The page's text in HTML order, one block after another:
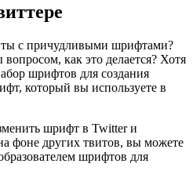
с причудливыми шрифтами?
как это делается? Хотя
шрифтов для создания
который вы используете в
шрифт в Twitter и
фоне других твитов, вы можете
шрифтов для